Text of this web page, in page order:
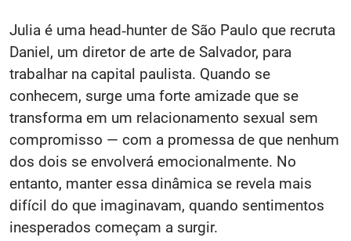
Julia é uma head‑hunter de São Paulo que recruta
Daniel, um diretor de arte de Salvador, para
trabalhar na capital paulista. Quando se
conhecem, surge uma forte amizade que se
transforma em um relacionamento sexual sem
compromisso — com a promessa de que nenhum
dos dois se envolverá emocionalmente. No
entanto, manter essa dinâmica se revela mais
difícil do que imaginavam, quando sentimentos
inesperados começam a surgir.